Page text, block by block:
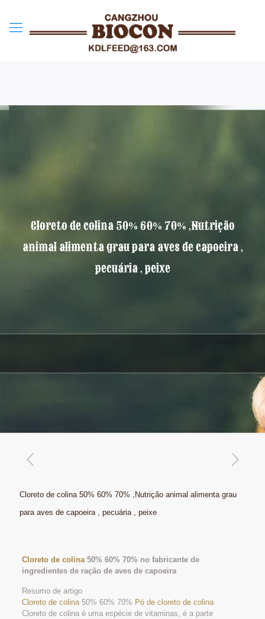
Cloreto de colina 50% 60% 70% ,Nutrição
animal alimenta grau para aves de capoeira ,
pecuária , peixe
Cloreto de colina 50% 60% 70% ,Nutrição animal alimenta grau
para aves de capoeira , pecuária , peixe
Cloreto de colina50% 60% 70% no fabricante de
ingredientes de ração de aves de capoeira
Resumo de artigo
Cloreto de colina50% 60% 70% Pó de cloreto de colina
Cloreto de colina é uma espécie de vitaminas, é a parte